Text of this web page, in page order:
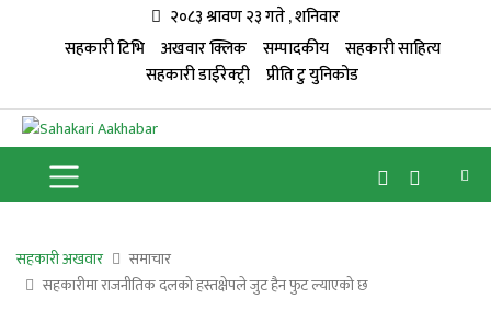
२०८३ श्रावण २३ गते , शनिवार
सहकारी टिभि
अखवार क्लिक सम्पादकीय
सहकारी साहित्य
सहकारी डाईरेक्ट्री प्रीति टु युनिकोड
सहकारी अखवार
समाचार
सहकारीमा राजनीतिक दलको हस्तक्षेपले जुट हैन फुट ल्याएको छ